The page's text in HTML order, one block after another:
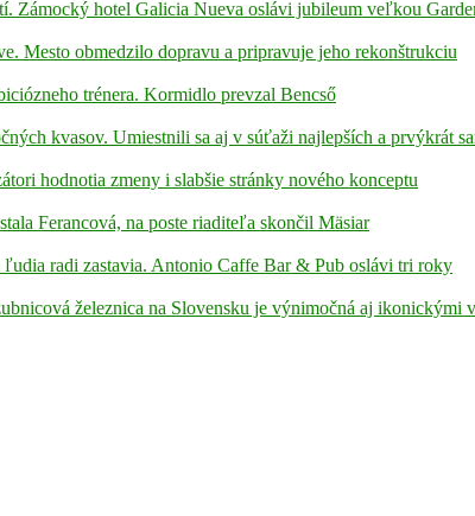
Zámocký hotel Galicia Nueva oslávi jubileum veľkou
Mesto obmedzilo dopravu a pripravuje jeho rekonštrukciu
trénera. Kormidlo prevzal Bencső
kvasov. Umiestnili sa aj v súťaži najlepších a prvýkrát
hodnotia zmeny i slabšie stránky nového konceptu
Ferancová, na poste riaditeľa skončil Mäsiar
radi zastavia. Antonio Caffe Bar & Pub oslávi tri roky
železnica na Slovensku je výnimočná aj ikonickými